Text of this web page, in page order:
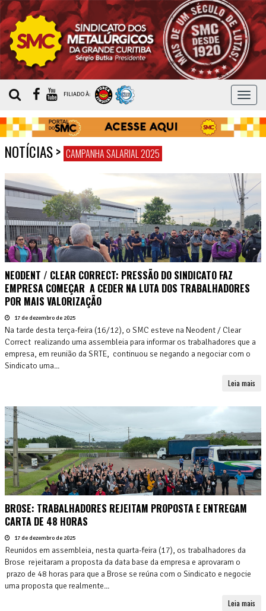
MENU
FILIADO À:
NOTÍCIAS> CAMPANHA SALARIAL 2025
NEODENT / CLEAR CORRECT: PRESSÃO DO SINDICATO FAZ
EMPRESA COMEÇAR A CEDER NA LUTA DOS TRABALHADORES
POR MAIS VALORIZAÇÃO
17 de dezembro de 2025
Na tarde desta terça-feira (16/12), o SMC esteve na Neodent / Clear
Correct realizando uma assembleia para informar os trabalhadores que a
empresa, em reunião da SRTE, continuou se negando a negociar com o
Sindicato uma...
Leia mais
BROSE: TRABALHADORES REJEITAM PROPOSTA E ENTREGAM
CARTA DE 48 HORAS
17 de dezembro de 2025
Reunidos em assembleia, nesta quarta-feira (17), os trabalhadores da
Brose rejeitaram a proposta da data base da empresa e aprovaram o
prazo de 48 horas para que a Brose se reúna com o Sindicato e negocie
uma proposta que realmente...
Leia mais